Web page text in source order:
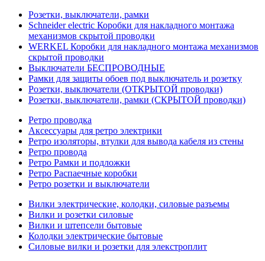
Розетки, выключатели, рамки
Schneider electric Коробки для накладного монтажа
механизмов скрытой проводки
WERKEL Коробки для накладного монтажа механизмов
скрытой проводки
Выключатели БЕСПРОВОДНЫЕ
Рамки для защиты обоев под выключатель и розетку
Розетки, выключатели (ОТКРЫТОЙ проводки)
Розетки, выключатели, рамки (СКРЫТОЙ проводки)
Ретро проводка
Аксессуары для ретро электрики
Ретро изоляторы, втулки для вывода кабеля из стены
Ретро провода
Ретро Рамки и подложки
Ретро Распаечные коробки
Ретро розетки и выключатели
Вилки электрические, колодки, силовые разъемы
Вилки и розетки силовые
Вилки и штепсели бытовые
Колодки электрические бытовые
Силовые вилки и розетки для элекстроплит